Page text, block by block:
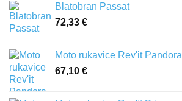
Blatobran Passat
72,33 €
Moto rukavice Rev'it Pandora
67,10 €